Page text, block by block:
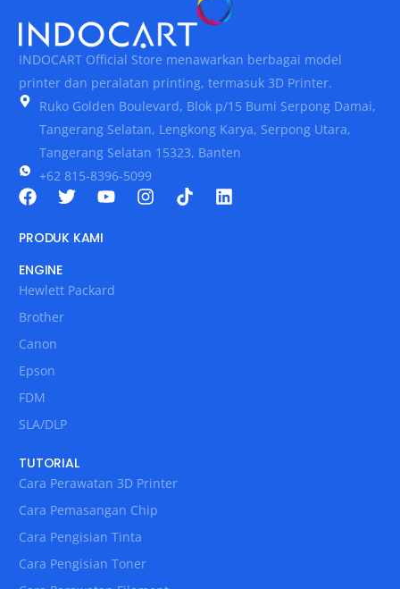
INDOCART Official Store menawarkan berbagai model
printer dan peralatan printing, termasuk 3D Printer.
Ruko Golden Boulevard, Blok p/15 Bumi Serpong Damai,
Tangerang Selatan, Lengkong Karya, Serpong Utara,
Tangerang Selatan 15323, Banten
+62 815-8396-5099
PRODUK KAMI
ENGINE
Hewlett Packard
Brother
Canon
Epson
FDM
SLA/DLP
TUTORIAL
Cara Perawatan 3D Printer
Cara Pemasangan Chip
Cara Pengisian Tinta
Cara Pengisian Toner